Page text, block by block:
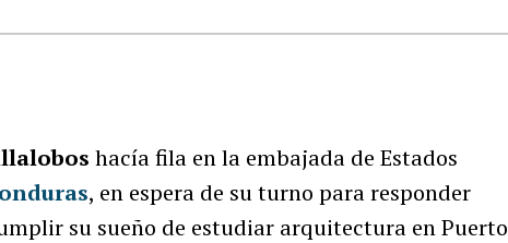
hacía fila en la embajada de Estados
, en espera de su turno para responder
su sueño de estudiar arquitectura en Puerto